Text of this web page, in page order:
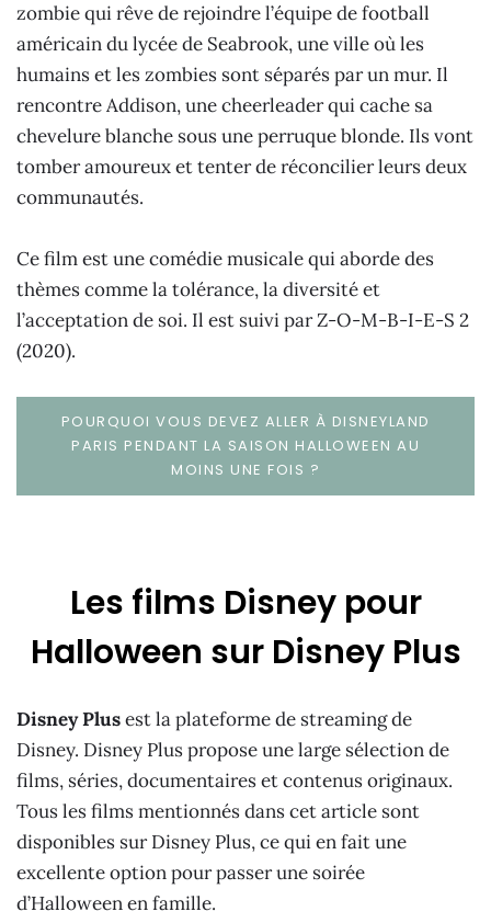
zombie qui rêve de rejoindre l’équipe de football
américain du lycée de Seabrook, une ville où les
humains et les zombies sont séparés par un mur. Il
rencontre Addison, une cheerleader qui cache sa
chevelure blanche sous une perruque blonde. Ils vont
tomber amoureux et tenter de réconcilier leurs deux
communautés.
Ce film est une comédie musicale qui aborde des
thèmes comme la tolérance, la diversité et
l’acceptation de soi. Il est suivi par Z-O-M-B-I-E-S 2
(2020).
POURQUOI VOUS DEVEZ ALLER À DISNEYLAND
PARIS PENDANT LA SAISON HALLOWEEN AU
MOINS UNE FOIS ?
Les films Disney pour
Halloween sur Disney Plus
Disney Plusest la plateforme de streaming de
Disney. Disney Plus propose une large sélection de
films, séries, documentaires et contenus originaux.
Tous les films mentionnés dans cet article sont
disponibles sur Disney Plus, ce qui en fait une
excellente option pour passer une soirée
d’Halloween en famille.